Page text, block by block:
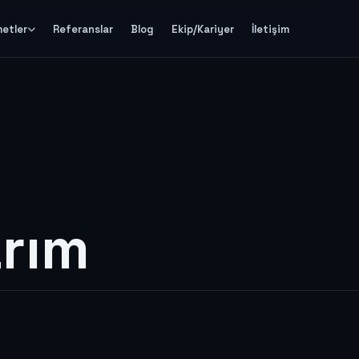
Referanslar Blog Ekip/Kariyer İletişim